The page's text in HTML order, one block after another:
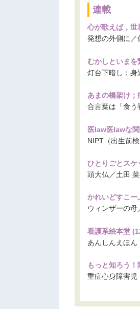
連載
心が歌えば，
発想の外側に／
むかしといまを
灯台下暗し；身
あまの橋架け
合言葉は「食う
医law医lawな
NIPT（出生前
ひとりごとスケ
頭大仏／土田
かれいどすこー
ウィンザーの母
看護系絵本堂
あんしんえほ
もっと知ろう
重症心身障害児